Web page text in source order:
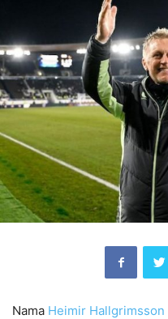
Nama Heimir Hallgrimsson